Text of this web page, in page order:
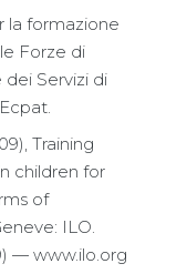
la formazione
Forze di
dei Servizi di
Training
children for
of
ILO.
— www.ilo.org